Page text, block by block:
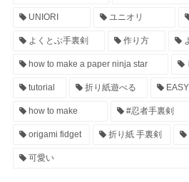
UNIORI ユニオリ
よくとぶ手裏剣 作り方
how to make a paper ninja star
tutorial 折り紙遊べる EASY
how to make #忍者手裏剣
origami fidget 折り紙 手裏剣
可愛い